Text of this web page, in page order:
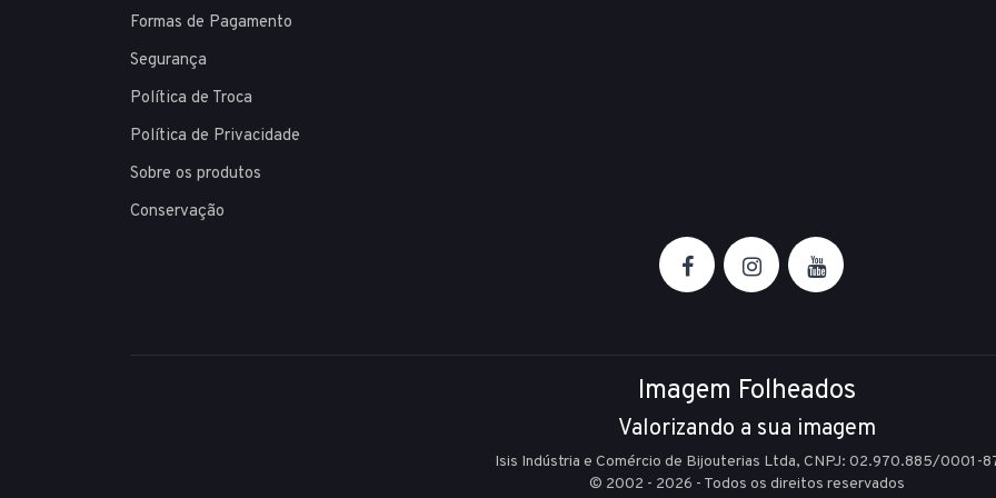
Formas de Pagamento
Segurança
Política de Troca
Política de Privacidade
Sobre os produtos
Conservação
Imagem Folheados
Valorizando a sua imagem
Isis Indústria e Comércio de Bijouterias Ltda, CNPJ: 02.970.885/0001-
© 2002 - 2026 - Todos os direitos reservados